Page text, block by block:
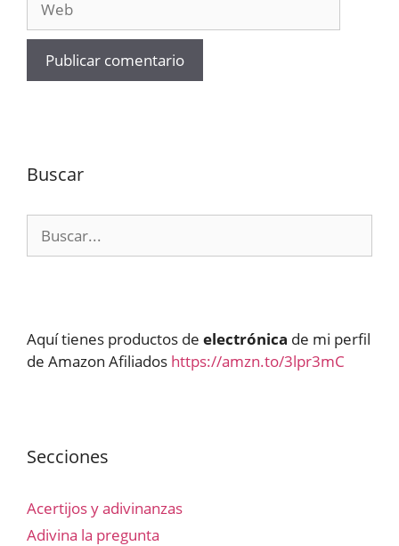
Buscar
Aquí tienes productos de electrónica de mi perfil
de Amazon Afiliados https://amzn.to/3lpr3mC
Secciones
Acertijos y adivinanzas
Adivina la pregunta